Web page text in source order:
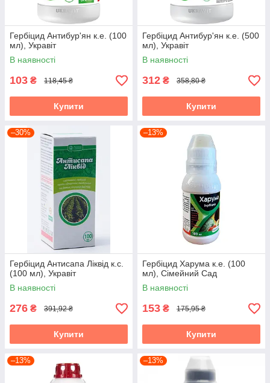
Гербіцид Антибур'ян к.е. (100
мл), Укравіт
В наявності
103 ₴ 118,45 ₴
Купити
Гербіцид Антибур'ян к.е. (500
мл), Укравіт
В наявності
312 ₴ 358,80 ₴
Купити
–30%
Гербіцид Антисапа Ліквід к.с.
(100 мл), Укравіт
В наявності
276 ₴ 391,92 ₴
Купити
–13%
Гербіцид Харума к.е. (100
мл), Сімейний Сад
В наявності
153 ₴ 175,95 ₴
Купити
–13% –13%